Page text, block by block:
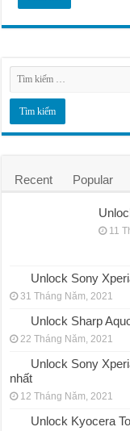
Recent Popular
11
Unlock Sony
31 Tháng Năm, 2021
Unlock Sharp
22 Tháng Năm, 2021
Unlock Sony
nhất
12 Tháng Năm, 2021
Unlock Kyocera